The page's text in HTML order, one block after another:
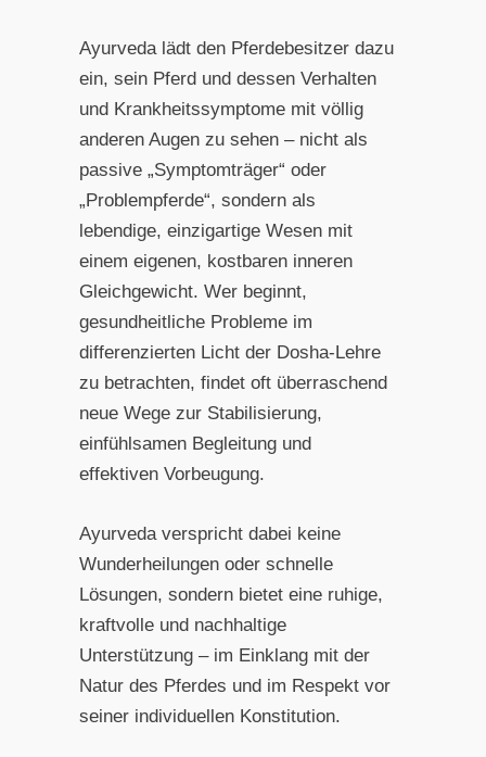
Ayurveda lädt den Pferdebesitzer dazu
ein, sein Pferd und dessen Verhalten
und Krankheitssymptome mit völlig
anderen Augen zu sehen – nicht als
passive „Symptomträger“ oder
„Problempferde“, sondern als
lebendige, einzigartige Wesen mit
einem eigenen, kostbaren inneren
Gleichgewicht. Wer beginnt,
gesundheitliche Probleme im
differenzierten Licht der Dosha-Lehre
zu betrachten, findet oft überraschend
neue Wege zur Stabilisierung,
einfühlsamen Begleitung und
effektiven Vorbeugung.
Ayurveda verspricht dabei keine
Wunderheilungen oder schnelle
Lösungen, sondern bietet eine ruhige,
kraftvolle und nachhaltige
Unterstützung – im Einklang mit der
Natur des Pferdes und im Respekt vor
seiner individuellen Konstitution.